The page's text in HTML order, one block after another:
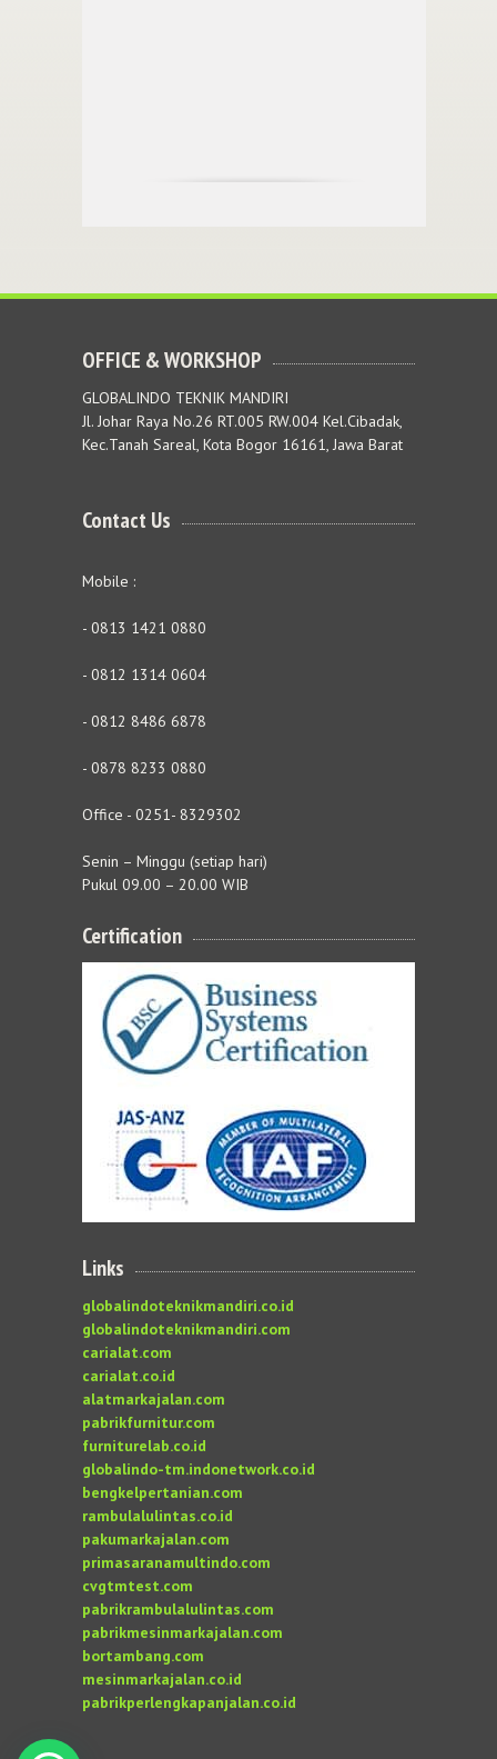
OFFICE & WORKSHOP
GLOBALINDO TEKNIK MANDIRI
Jl. Johar Raya No.26 RT.005 RW.004 Kel.Cibadak,
Kec.Tanah Sareal, Kota Bogor 16161, Jawa Barat
Contact Us
Mobile :
- 0813 1421 0880
- 0812 1314 0604
- 0812 8486 6878
- 0878 8233 0880
Office - 0251- 8329302
Senin – Minggu (setiap hari)
Pukul 09.00 – 20.00 WIB
Certification
Links
globalindoteknikmandiri.co.id
globalindoteknikmandiri.com
carialat.com
carialat.co.id
alatmarkajalan.com
pabrikfurnitur.com
furniturelab.co.id
globalindo-tm.indonetwork.co.id
bengkelpertanian.com
rambulalulintas.co.id
pakumarkajalan.com
primasaranamultindo.com
cvgtmtest.com
pabrikrambulalulintas.com
pabrikmesinmarkajalan.com
bortambang.com
mesinmarkajalan.co.id
pabrikperlengkapanjalan.co.id